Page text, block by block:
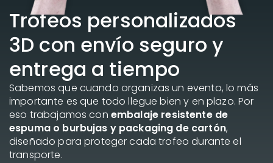
Trofeos personalizados
3D con envío seguro y
entrega a tiempo
Sabemos que cuando organizas un evento, lo más
importante es que todo llegue bien y en plazo. Por
eso trabajamos con embalaje resistente de
espuma o burbujas y packaging de cartón,
diseñado para proteger cada trofeo durante el
transporte.